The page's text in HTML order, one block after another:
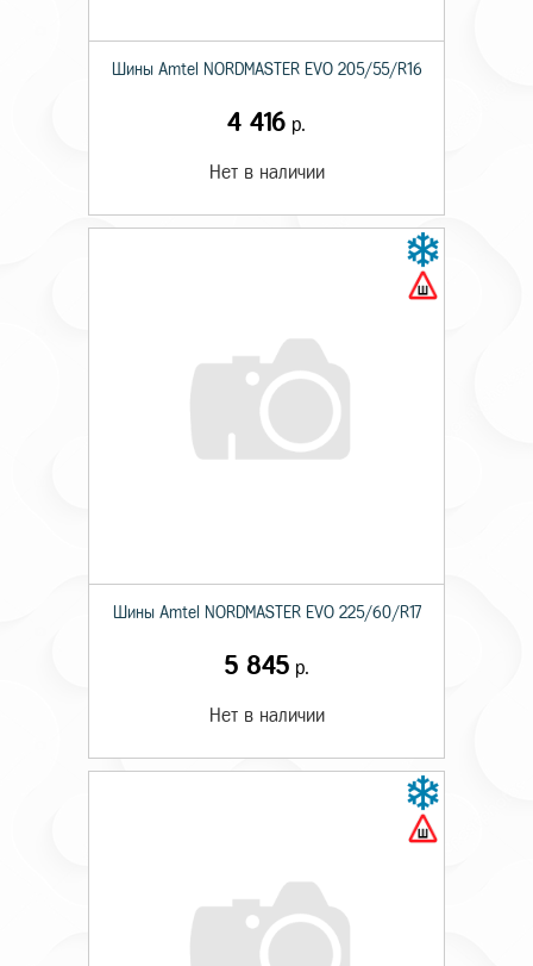
Шины Amtel NORDMASTER EVO 205/55/R16
4 416 р.
Нет в наличии
Шины Amtel NORDMASTER EVO 225/60/R17
5 845 р.
Нет в наличии